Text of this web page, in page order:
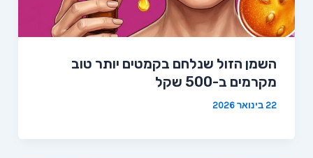
השמן הזול שנלחם בקמטים יותר טוב
מקרמים ב-500 שקל
22 בינואר 2026